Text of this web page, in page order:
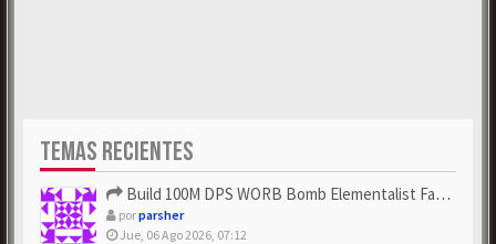
TEMAS RECIENTES
Build 100M DPS WORB Bomb Elementalist Fast - Grab POE Curren...
porparsher
Jue, 06 Ago 2026, 07:12